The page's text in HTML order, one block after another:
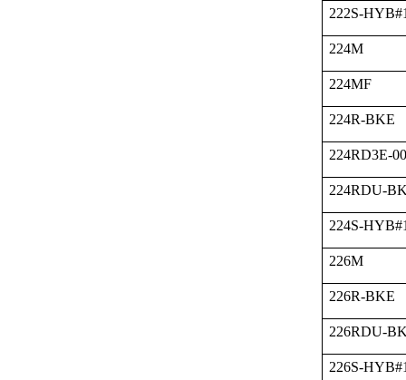
222S-
224M
224MF
224R-BKE
224RD3E-
224RDU-
224S-
226M
226R-BKE
226RDU-
226S-